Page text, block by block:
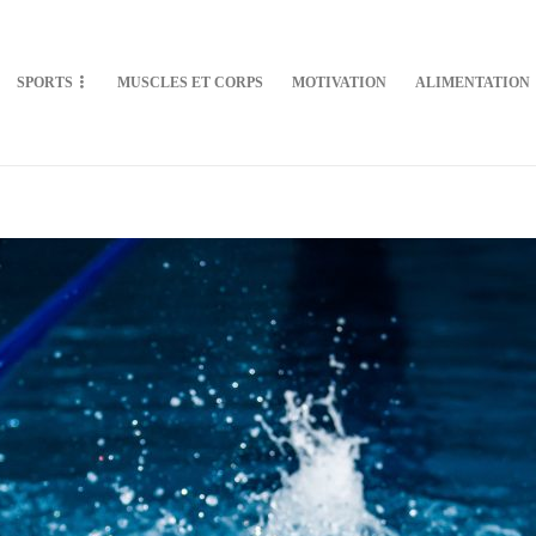
SPORTS MUSCLES ET CORPS MOTIVATION ALIMENTATION